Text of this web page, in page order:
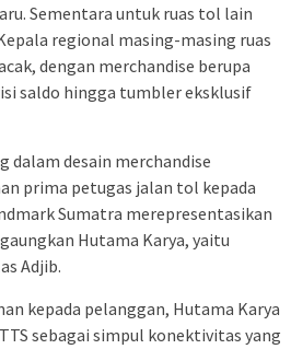
Sementara untuk ruas tol lain
regional masing-masing ruas
dengan merchandise berupa
saldo hingga tumbler eksklusif
dalam desain merchandise
prima petugas jalan tol kepada
Sumatra merepresentasikan
Hutama Karya, yaitu
Adjib.
kepada pelanggan, Hutama Karya
sebagai simpul konektivitas yang